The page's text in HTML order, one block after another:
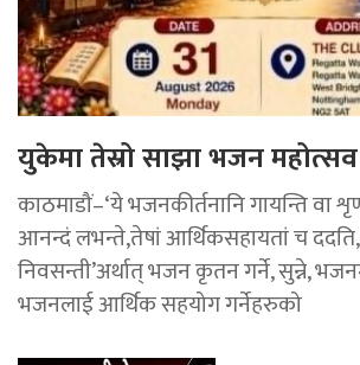
युकेमा तेस्रो साझा भजन
काठमाडौं–‘ये भजनकीर्तनानि गायन्ति वा
आनन्दं लभन्ते,तेषां आर्थिकसहायतां च ददति,
निवसन्ती’अर्थात् भजन कृतन गर्ने, सुन्ने,
भजनलाई आर्थिक सहयोग गर्नेहरुको